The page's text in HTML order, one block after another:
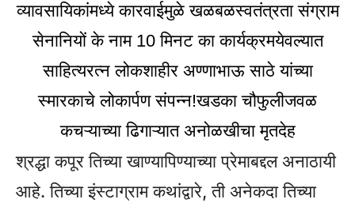
व्यावसायिकांमध्ये कारवाईमुळे खळबळस्वतंत्रता संग्राम
सेनानियों के नाम 10 मिनट का कार्यक्रमयेवल्यात
साहित्यरत्न लोकशाहीर अण्णाभाऊ साठे यांच्या
स्मारकाचे लोकार्पण संपन्न!खडका चौफुलीजवळ
कचऱ्याच्या ढिगाऱ्यात अनोळखीचा मृतदेह
श्रद्धा कपूर तिच्या खाण्यापिण्याच्या प्रेमाबद्दल अनाठायी
आहे. तिच्या इंस्टाग्राम कथांद्वारे, ती अनेकदा तिच्या